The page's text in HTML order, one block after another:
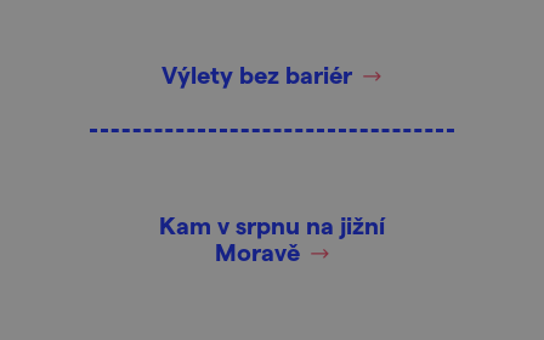
Výlety bez bariér
Kam v srpnu na jižní
Moravě